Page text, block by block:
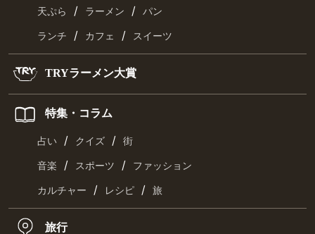
天ぷら / ラーメン / パン
ランチ / カフェ / スイーツ
TRYラーメン大賞
特集・コラム
占い / クイズ / 街
音楽 / スポーツ / ファッション
カルチャー / レシピ / 旅
旅行